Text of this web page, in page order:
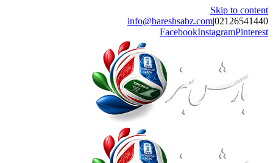
Skip to
|
info@bareshsabz.com
FacebookInstagram